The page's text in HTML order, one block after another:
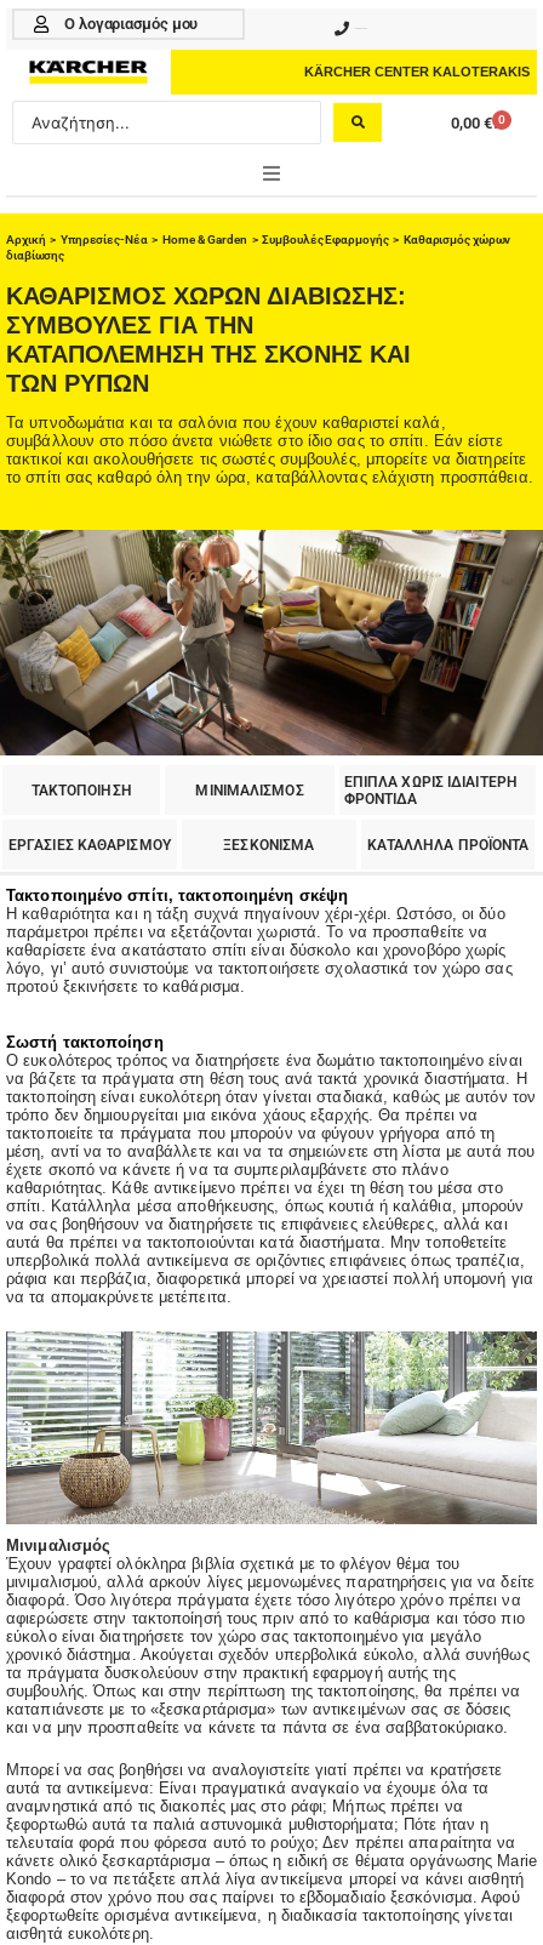
Μετάβαση
περιεχόμενο
Ο λογαριασμός μου
KÄRCHER CENTER KALOTERAKIS
Search
...
0,00 € 0
Cart
ONLINE SHOP
PROFESSIONAL
ΑΞΕΣΟΥΑΡ
ΚΑΘΑΡΙΣΤΙΚΑ
ΥΠΗΡΕΣΙΕΣ-ΝΕΑ-ΛΥΣΕΙΣ
Αρχική > Υπηρεσίες-Νέα >Home & Garden >Συμβουλές Εφαρμογής> Καθαρισμός χώρων
διαβίωσης
ΚΑΘΑΡΙΣΜΟΣ ΧΩΡΩΝ ΔΙΑΒΙΩΣΗΣ:
ΣΥΜΒΟΥΛΕΣ ΓΙΑ ΤΗΝ
ΚΑΤΑΠΟΛΕΜΗΣΗ ΤΗΣ ΣΚΟΝΗΣ ΚΑΙ
ΤΩΝ ΡΥΠΩΝ
Τα υπνοδωμάτια και τα σαλόνια που έχουν καθαριστεί καλά,
συμβάλλουν στο πόσο άνετα νιώθετε στο ίδιο σας το σπίτι. Εάν είστε
τακτικοί και ακολουθήσετε τις σωστές συμβουλές, μπορείτε να διατηρείτε
το σπίτι σας καθαρό όλη την ώρα, καταβάλλοντας ελάχιστη προσπάθεια.
ΤΑΚΤΟΠΟΙΗΣΗ ΜΙΝΙΜΑΛΙΣΜΟΣ
ΕΠΙΠΛΑ ΧΩΡΙΣ ΙΔΙΑΙΤΕΡΗ
ΦΡΟΝΤΙΔΑ
ΕΡΓΑΣΙΕΣ ΚΑΘΑΡΙΣΜΟΥ ΞΕΣΚΟΝΙΣΜΑ ΚΑΤΑΛΛΗΛΑ ΠΡΟΪΟΝΤΑ
Τακτοποιημένο σπίτι, τακτοποιημένη σκέψη
Η καθαριότητα και η τάξη συχνά πηγαίνουν χέρι-χέρι. Ωστόσο, οι δύο
παράμετροι πρέπει να εξετάζονται χωριστά. Το να προσπαθείτε να
καθαρίσετε ένα ακατάστατο σπίτι είναι δύσκολο και χρονοβόρο χωρίς
λόγο, γι’ αυτό συνιστούμε να τακτοποιήσετε σχολαστικά τον χώρο σας
προτού ξεκινήσετε το καθάρισμα.
Σωστή τακτοποίηση
Ο ευκολότερος τρόπος να διατηρήσετε ένα δωμάτιο τακτοποιημένο είναι
να βάζετε τα πράγματα στη θέση τους ανά τακτά χρονικά διαστήματα. Η
τακτοποίηση είναι ευκολότερη όταν γίνεται σταδιακά, καθώς με αυτόν τον
τρόπο δεν δημιουργείται μια εικόνα χάους εξαρχής. Θα πρέπει να
τακτοποιείτε τα πράγματα που μπορούν να φύγουν γρήγορα από τη
μέση, αντί να το αναβάλλετε και να τα σημειώνετε στη λίστα με αυτά που
έχετε σκοπό να κάνετε ή να τα συμπεριλαμβάνετε στο πλάνο
καθαριότητας. Κάθε αντικείμενο πρέπει να έχει τη θέση του μέσα στο
σπίτι. Κατάλληλα μέσα αποθήκευσης, όπως κουτιά ή καλάθια, μπορούν
να σας βοηθήσουν να διατηρήσετε τις επιφάνειες ελεύθερες, αλλά και
αυτά θα πρέπει να τακτοποιούνται κατά διαστήματα. Μην τοποθετείτε
υπερβολικά πολλά αντικείμενα σε οριζόντιες επιφάνειες όπως τραπέζια,
ράφια και περβάζια, διαφορετικά μπορεί να χρειαστεί πολλή υπομονή για
να τα απομακρύνετε μετέπειτα.
Μινιμαλισμός
Έχουν γραφτεί ολόκληρα βιβλία σχετικά με το φλέγον θέμα του
μινιμαλισμού, αλλά αρκούν λίγες μεμονωμένες παρατηρήσεις για να δείτε
διαφορά. Όσο λιγότερα πράγματα έχετε τόσο λιγότερο χρόνο πρέπει να
αφιερώσετε στην τακτοποίησή τους πριν από το καθάρισμα και τόσο πιο
εύκολο είναι διατηρήσετε τον χώρο σας τακτοποιημένο για μεγάλο
χρονικό διάστημα. Ακούγεται σχεδόν υπερβολικά εύκολο, αλλά συνήθως
τα πράγματα δυσκολεύουν στην πρακτική εφαρμογή αυτής της
συμβουλής. Όπως και στην περίπτωση της τακτοποίησης, θα πρέπει να
καταπιάνεστε με το «ξεσκαρτάρισμα» των αντικειμένων σας σε δόσεις
και να μην προσπαθείτε να κάνετε τα πάντα σε ένα σαββατοκύριακο.
Μπορεί να σας βοηθήσει να αναλογιστείτε γιατί πρέπει να κρατήσετε
αυτά τα αντικείμενα: Είναι πραγματικά αναγκαίο να έχουμε όλα τα
αναμνηστικά από τις διακοπές μας στο ράφι; Μήπως πρέπει να
ξεφορτωθώ αυτά τα παλιά αστυνομικά μυθιστορήματα; Πότε ήταν η
τελευταία φορά που φόρεσα αυτό το ρούχο; Δεν πρέπει απαραίτητα να
κάνετε ολικό ξεσκαρτάρισμα – όπως η ειδική σε θέματα οργάνωσης Marie
Kondo – το να πετάξετε απλά λίγα αντικείμενα μπορεί να κάνει αισθητή
διαφορά στον χρόνο που σας παίρνει το εβδομαδιαίο ξεσκόνισμα. Αφού
ξεφορτωθείτε ορισμένα αντικείμενα, η διαδικασία τακτοποίησης γίνεται
αισθητά ευκολότερη.